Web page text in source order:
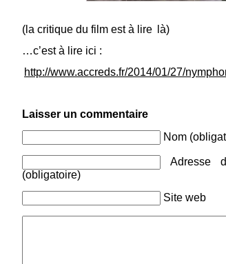
(la critique du film est à lire là)
…c’est à lire ici :
http://www.accreds.fr/2014/01/27/
Laisser un commentaire
Nom
Adresse
(obligatoire)
Site web